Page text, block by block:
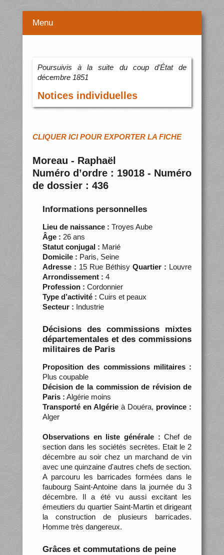
Menu
Poursuivis à la suite du coup d’État de
décembre 1851
Notices individuelles
CLIQUER ICI POUR EXPORTER LA FICHE
Moreau - Raphaël
Numéro d’ordre : 19018 - Numéro
de dossier : 436
Informations personnelles
Lieu de naissance : Troyes Aube
Âge : 26 ans
Statut conjugal : Marié
Domicile : Paris, Seine
Adresse : 15 Rue BéthisyQuartier : Louvre
Arrondissement : 4
Profession : Cordonnier
Type d’activité : Cuirs et peaux
Secteur : Industrie
Décisions des commissions mixtes
départementales et des commissions
militaires de Paris
Proposition des commissions militaires :
Plus coupable
Décision de la commission de révision de
Paris : Algérie moins
Transporté en Algérieà Douéra, province :
Alger
Observations en liste générale : Chef de
section dans les sociétés secrètes. Etait le 2
décembre au soir chez un marchand de vin
avec une quinzaine d'autres chefs de section.
A parcouru les barricades formées dans le
faubourg Saint-Antoine dans la journée du 3
décembre. Il a été vu aussi excitant les
émeutiers du quartier Saint-Martin et dirigeant
la construction de plusieurs barricades.
Homme très dangereux.
Grâces et commutations de peine